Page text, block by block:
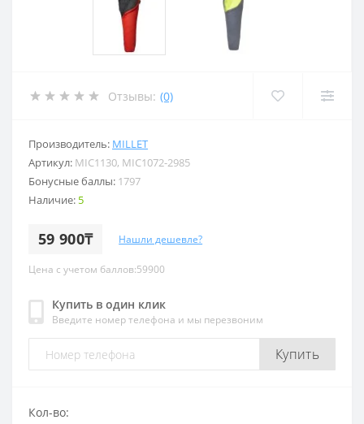
Отзывы: (0)
Производитель: MILLET
Артикул: MIC1130, MIC1072-2985
Бонусные баллы: 1797
Наличие: 5
59 900₸ Нашли дешевле?
Цена с учетом баллов:59900
Купить в один клик
Введите номер телефона и мы перезвоним
Купить
Кол-во: